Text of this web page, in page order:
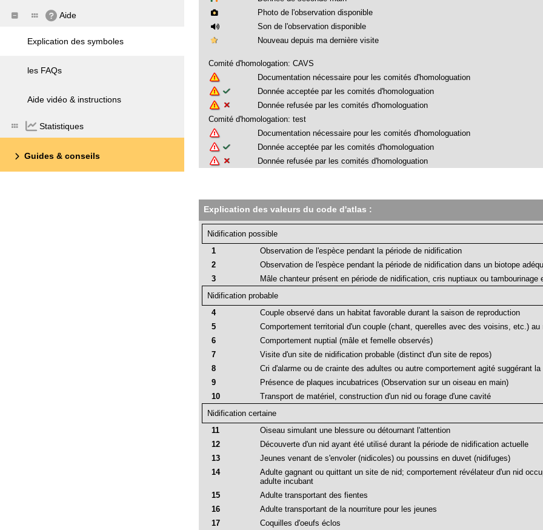
Aide
Explication des symboles
les FAQs
Aide vidéo & instructions
Statistiques
Guides & conseils
Photo de l'observation disponible
Son de l'observation disponible
Nouveau depuis ma dernière visite
Comité d'homologation: CAVS
Documentation nécessaire pour les comités d'homologuation
Donnée acceptée par les comités d'homologuation
Donnée refusée par les comités d'homologuation
Comité d'homologation: test
Documentation nécessaire pour les comités d'homologuation
Donnée acceptée par les comités d'homologuation
Donnée refusée par les comités d'homologuation
Explication des valeurs du code d'atlas :
Nidification possible
1
Observation de l'espèce pendant la période de nidification
2
Observation de l'espèce pendant la période de nidification dans un biotope
3
Mâle chanteur présent en période de nidification, cris nuptiaux ou tambourinage
Nidification probable
4
Couple observé dans un habitat favorable durant la saison de reproduction
5
Comportement territorial d'un couple (chant, querelles avec des voisins, etc.)
6
Comportement nuptial (mâle et femelle observés)
7
Visite d'un site de nidification probable (distinct d'un site de repos)
8
Cri d'alarme ou de crainte des adultes ou autre comportement agité suggérant
9
Présence de plaques incubatrices (Observation sur un oiseau en main)
10
Transport de matériel, construction d'un nid ou forage d'une cavité
Nidification certaine
11
Oiseau simulant une blessure ou détournant l'attention
12
Découverte d'un nid ayant été utilisé durant la période de nidification actuelle
13
Jeunes venant de s'envoler (nidicoles) ou poussins en duvet (nidifuges)
14
Adulte gagnant ou quittant un site de nid; comportement révélateur d'un nid
adulte incubant
15
Adulte transportant des fientes
16
Adulte transportant de la nourriture pour les jeunes
17
Coquilles d'oeufs éclos